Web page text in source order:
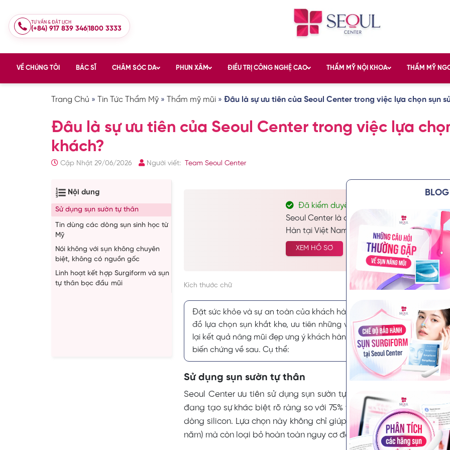
TƯ VẤN & ĐẶT LỊCH
(+84) 917 839 3461800 3333
VỀ CHÚNG TÔI BÁC SĨ CHĂM SÓC DA PHUN XĂM ĐIỀU TRỊ CÔNG NGHỆ CAO THẨM MỸ NỘI KHOA THẨM MỸ
Trang Chủ » Tin Tức Thẩm Mỹ » Thẩm mỹ mũi » Đâu là sự ưu tiên của Seoul Center trong việc lựa chọn sụn
Đâu là sự ưu tiên của Seoul Center trong việc lựa
khách?
Cập Nhật 29/06/2026 Người viết: Team Seoul Center
Nội dung
Sử dụng sụn sườn tự thân
Tin dùng các dòng sụn sinh học từ
Mỹ
Nói không với sụn không chuyên
biệt, không có nguồn gốc
Linh hoạt kết hợp Surgiform và sụn
tự thân bọc đầu mũi
Đã kiểm duyệt nội dung
Seoul Center là địa chỉ thẩm mỹ và chăm
Hàn tại Việt Nam. Chuyên thực hiện các
chăm sóc da công nghệ cao… Được nhiều
tưởng và lựa chọn cải thiện vẻ đẹp tự nhiên.
XEM HỒ SƠ
Kích thước chữ
Đặt sức khỏe và sự an toàn của khách hàng lên hàng đầu, Seoul
đồ lựa chọn sụn khắt khe, ưu tiên những vật liệu có độ tương thích
lại kết quả nâng mũi đẹp ưng ý khách hàng, đặc biệt triệt tiêu tối đa
biến chứng về sau. Cụ thể:
Sử dụng sụn sườn tự thân
Seoul Center ưu tiên sử dụng sụn sườn tự thân cho khách hàng
đang tạo sự khác biệt rõ ràng so với 75% thị trường ngành làm đẹp
dòng silicon. Lựa chọn này không chỉ giúp khách hàng đạt được độ
năm) mà còn loại bỏ hoàn toàn nguy cơ đào thải.